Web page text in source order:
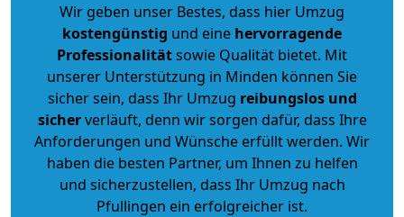
Wir geben unser Bestes, dass hier Umzug
kostengünstig und eine hervorragende
Professionalitätsowie Qualität bietet. Mit
unserer Unterstützung in Minden können Sie
sicher sein, dass Ihr Umzug reibungslos und
sicherverläuft, denn wir sorgen dafür, dass Ihre
Anforderungen und Wünsche erfüllt werden. Wir
haben die besten Partner, um Ihnen zu helfen
und sicherzustellen, dass Ihr Umzug nach
Pfullingen ein erfolgreicher ist.